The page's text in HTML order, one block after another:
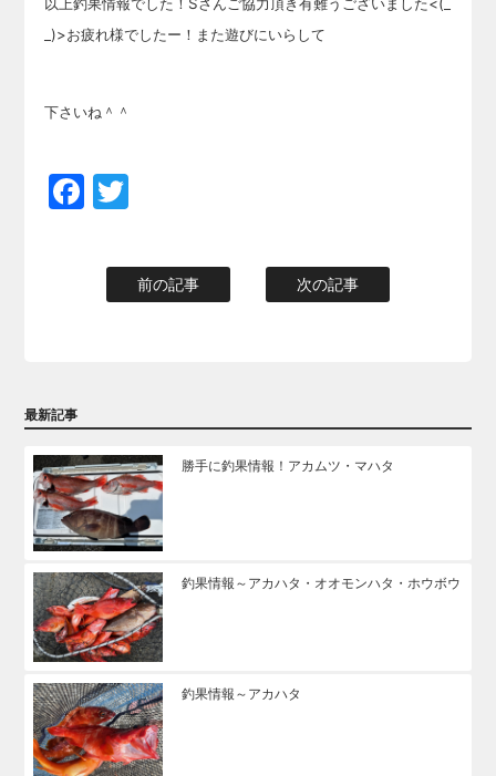
以上釣果情報でした！Sさんご協力頂き有難うございました<(_
_)>お疲れ様でしたー！また遊びにいらして
下さいね＾＾
Facebook
前の記事 次の記事
最新記事
勝手に釣果情報！アカムツ・マハタ
釣果情報～アカハタ・オオモンハタ・ホウボウ
釣果情報～アカハタ